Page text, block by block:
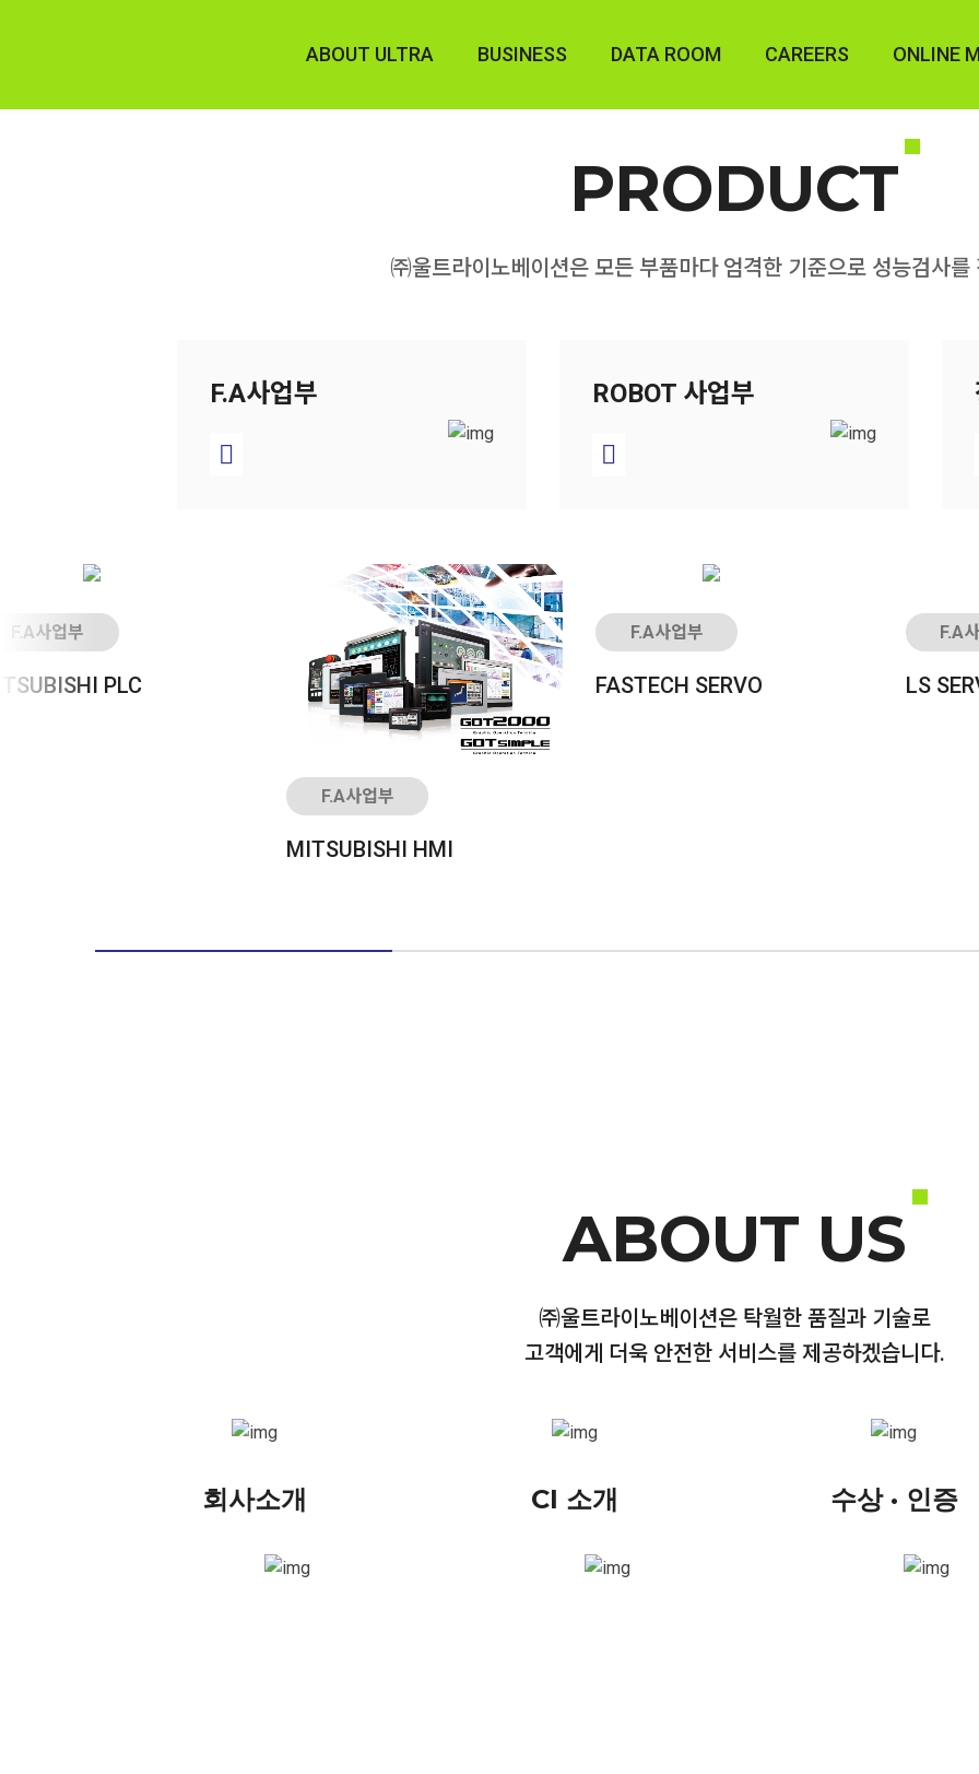
ABOUT ULTRA BUSINESS
ROBOT 사업부
DATA ROOM
매뉴얼
CAREERS
직무소개
ONLINE
PRODUCT
㈜울트라이노베이션은 모든 부품마다 엄격한 기준으로 성능검사를
F.A사업부 ROBOT 사업부
F.A사업부
PLC
F.A사업부
MITSUBISHI HMI
F.A사업부
FASTECH SERVO
F.A
LS
ABOUT US
㈜울트라이노베이션은 탁월한 품질과 기술로
고객에게 더욱 안전한 서비스를 제공하겠습니다.
회사소개 CI 소개 수상 · 인증